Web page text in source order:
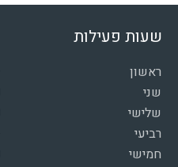
שעות פעילות
ראשון
שני
שלישי
רביעי
חמישי